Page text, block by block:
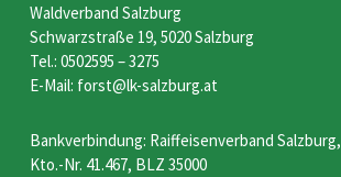
Waldverband Salzburg
Schwarzstraße 19, 5020 Salzburg
Tel.: 0502595 – 3275
E-Mail: forst@lk-salzburg.at
Bankverbindung: Raiffeisenverband Salzburg,
Kto.-Nr. 41.467, BLZ 35000